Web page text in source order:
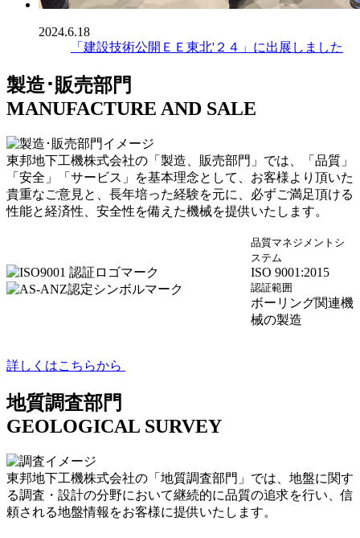
2024.6.18
「建設技術公開ＥＥ東北'２４」に出展しました
製造･販売部門
MANUFACTURE AND SALE
東邦地下工機株式会社の「製造、販売部門」では、「品質」
「安全」「サービス」を基本理念として、お客様より頂いた
貴重なご意見と、長年培った経験を元に、必ずご満足頂ける
性能と経済性、安全性を備えた機械を提供いたします。
品質マネジメントシ
ステム
ISO 9001:2015
認証範囲
ボーリング関連機
械の製造
詳しくはこちらから
地質調査部門
GEOLOGICAL SURVEY
東邦地下工機株式会社の「地質調査部門」では、地盤に関す
る調査・設計の分野において継続的に品質の追求を行い、信
頼される地盤情報をお客様に提供いたします。